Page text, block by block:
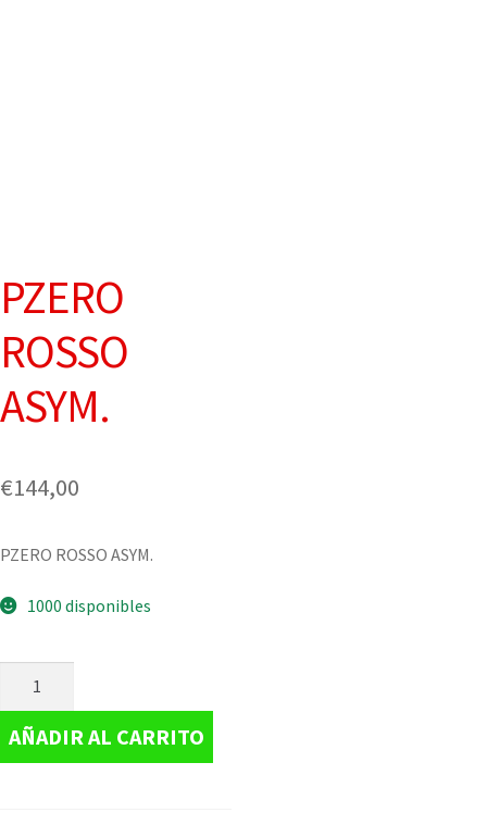
PZERO
ROSSO
ASYM.
€144,00
PZERO ROSSO ASYM.
1000 disponibles
AÑADIR AL CARRITO